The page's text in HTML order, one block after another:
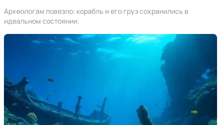
Археологам повезло: корабль и его груз сохранились в
идеальном состоянии.